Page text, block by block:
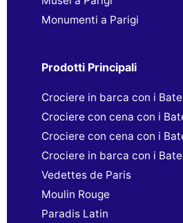
Monumenti a Parigi
Prodotti Principali
Crociere in barca con i
Crociere con cena con i
Crociere con cena con i
Crociere in barca con i
Vedettes de Paris
Moulin Rouge
Paradis Latin